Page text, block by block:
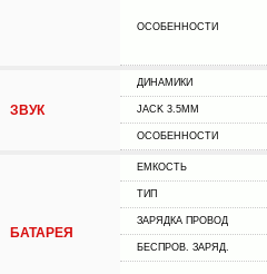
ОСОБЕННОСТИ
ЗВУК
ДИНАМИКИ
JACK 3.5MM
ОСОБЕННОСТИ
БАТАРЕЯ
ЕМКОСТЬ
ТИП
ЗАРЯДКА ПРОВОД
БЕСПРОВ. ЗАРЯД.